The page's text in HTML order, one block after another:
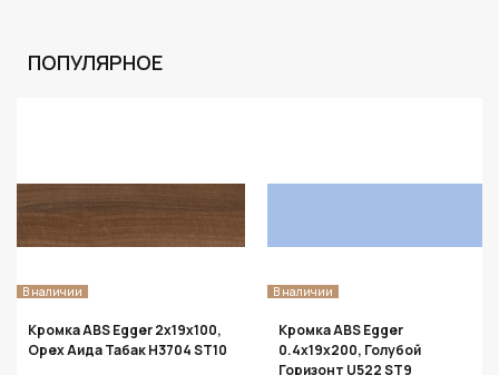
ПОПУЛЯРНОЕ
В наличии
Кромка ABS Egger 2х19х100,
Орех Аида Табак H3704 ST10
В наличии
Кромка ABS Egger
0.4х19х200, Голубой
Горизонт U522 ST9